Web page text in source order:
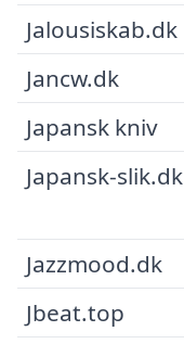
Jalousiskab.dk
Jancw.dk
Japansk kniv
Japansk-slik.dk
Jazzmood.dk
Jbeat.top